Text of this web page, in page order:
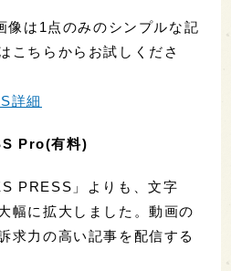
像は1点のみのシンプルな記
こちらからお試しくださ
詳細
Pro(有料)
PRESS」よりも、文字
幅に拡大しました。動画の
求力の高い記事を配信する